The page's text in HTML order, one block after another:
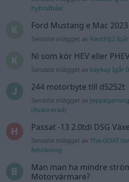
hybridbilar
Ford Mustang e Mac 2023
Senaste inlägget av KenthIJ2
Ni som kör HEV eller
Senaste inlägget av kaykay Igår
244 motorbyte till d5252t
Senaste inlägget av
(Avancerad)
Passat -13 2.0tdi DSG
Senaste inlägget avThe-GOAT
felsökning
Man man ha mindre
Motorvärmare?